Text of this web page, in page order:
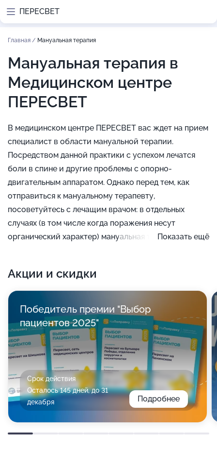
ПЕРЕСВЕТ
Главная / Мануальная терапия
Мануальная терапия в
Медицинском центре
ПЕРЕСВЕТ
В медицинском центре ПЕРЕСВЕТ вас ждет на прием
специалист в области мануальной терапии.
Посредством данной практики с успехом лечатся
боли в спине и другие проблемы с опорно-
двигательным аппаратом. Однако перед тем, как
отправиться к мануальному терапевту,
посоветуйтесь с лечащим врачом: в отдельных
случаях (в том числе когда поражения несут
органический характер) мануальная терапия мало
Показать ещё
Акции и скидки
Победитель премии "Выбор
пациентов 2025"
Срок действия
Осталось 145 дней, до 31
декабря
Подробнее